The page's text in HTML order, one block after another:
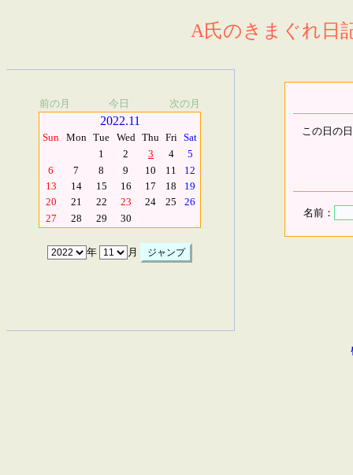
A氏のきまぐれ日
前の月 今日 次の月
2022.11
Sun Mon Tue Wed Thu Fri Sat
1
2 3 4
5
6
7 8 9 10 11
12
13
14 15 16 17 18
19
20
21 22 23 24 25
26
27
28 29 30
年 月
この日の
名前：